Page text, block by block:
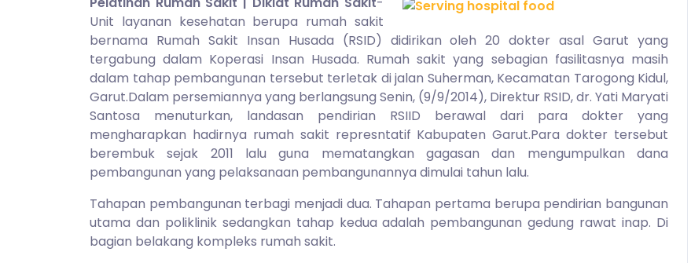
2014
Unit layanan kesehatan berupa rumah sakit
bernama Rumah Sakit Insan Husada (RSID) didirikan oleh 20 dokter asal Garut yang
tergabung dalam Koperasi Insan Husada. Rumah sakit yang sebagian fasilitasnya masih
dalam tahap pembangunan tersebut terletak di jalan Suherman, Kecamatan Tarogong Kidul,
Garut.Dalam persemiannya yang berlangsung Senin, (9/9/2014), Direktur RSID, dr. Yati Maryati
Santosa menuturkan, landasan pendirian RSIID berawal dari para dokter yang
mengharapkan hadirnya rumah sakit represntatif Kabupaten Garut.Para dokter tersebut
berembuk sejak 2011 lalu guna mematangkan gagasan dan mengumpulkan dana
pembangunan yang pelaksanaan pembangunannya dimulai tahun lalu.
Tahapan pembangunan terbagi menjadi dua. Tahapan pertama berupa pendirian bangunan
utama dan poliklinik sedangkan tahap kedua adalah pembangunan gedung rawat inap. Di
bagian belakang kompleks rumah sakit.